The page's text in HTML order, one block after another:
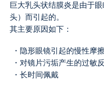
巨大乳头状结膜炎是由于
头）而引起的。
其主要原因如下：
・隐形眼镜引起的慢性摩擦
・对镜片污垢产生的过敏
・长时间佩戴